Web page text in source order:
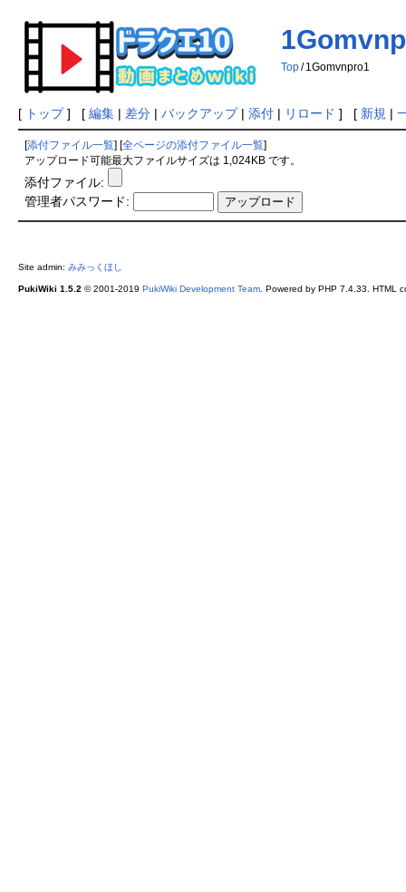
Top / 1Gomvnpro1
[ トップ] [ 編集| 差分| バックアップ| 添付| リロード ] [ 新規 |
添付ファイル一覧 全ページの添付ファイル一覧
アップロード可能最大ファイルサイズは 1,024KB です。
添付ファイル:
管理者パスワード:
Site admin: みみっくほし
PukiWiki 1.5.2 © 2001-2019 PukiWiki Development Team. Powered by PHP 7.4.33. HTML